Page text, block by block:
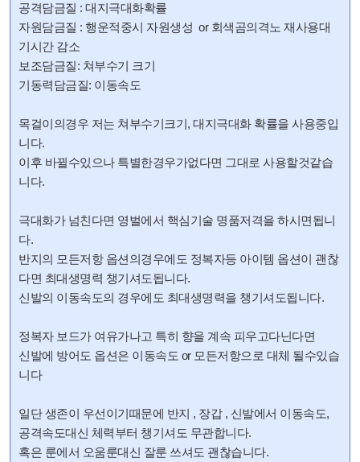
공격담금질 : 대지극대화확률
자원담금질 : 행운적중시 자원생성 or 회색곰의격노 재사용대
기시간 감소
보조담금질: 쳐부수기 크기
기동력담금질: 이동속도
목걸이의경우 저는 쳐부수기크기, 대지극대화 확률을 사용중입
니다.
이후 바뀔수있으나 특별한경우가없다면 그대로 사용할것같습
니다.
극대화가 넘친다면 영벌에서 핵심기술 명품저격을 하시면됩니
다.
반지의 모든저항 옵션의경우에도 정복자등 아이템 옵션이 괜찮
다면 최대생명력 챙기셔도됩니다.
신발의 이동속도의 경우에도 최대생명력을 챙기셔도됩니다.
정복자 보드가 여유가나고 특히 향을 계속 피우고다닌다면
신발에 방어도 옵션은 이동속도 or 모든저항으로 대체 될수있습
니다
일단 생존이 우선이기때문에 반지 , 장갑 , 신발에서 이동속도,
공격속도대신 체력부터 챙기셔도 무관합니다.
혹은 룬에서 오움룬대신 잘룬 쓰셔도 괜찮습니다.